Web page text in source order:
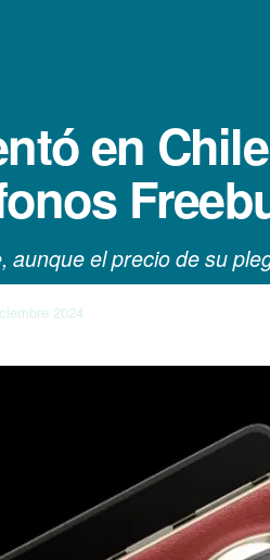
en
aunque el precio de su
2024